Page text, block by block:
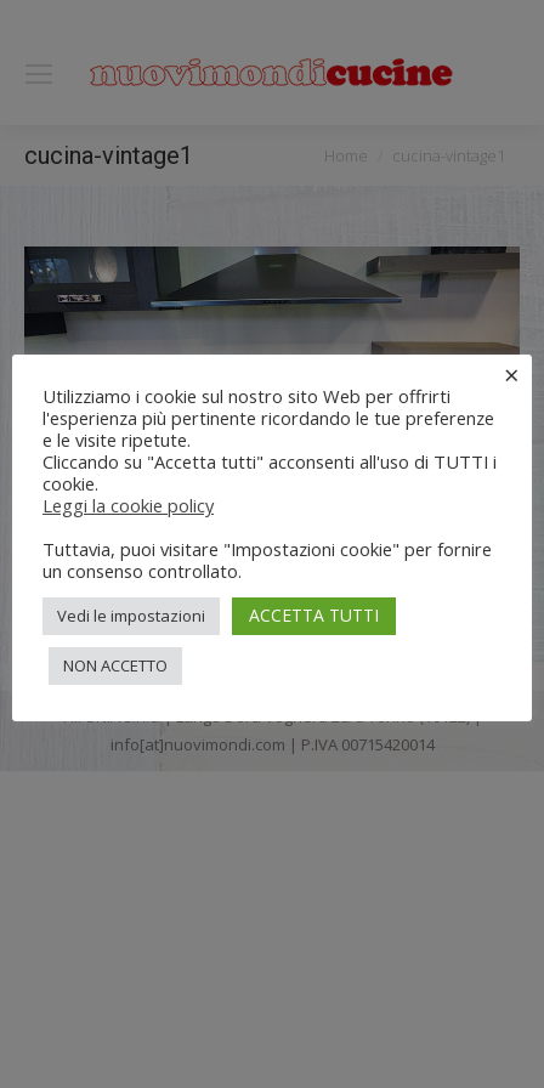
cucina-vintage1 You are here:
Home cucina-vintage1
Flli UNIA s.n.c. | Lungo Dora Voghera 28/d Torino (10122) |
info[at]nuovimondi.com | P.IVA 00715420014
Utilizziamo i cookie sul nostro sito Web per offrirti
l'esperienza più pertinente ricordando le tue preferenze
e le visite ripetute.
Cliccando su "Accetta tutti" acconsenti all'uso di TUTTI i
cookie.
Leggi la cookie policy
×
Tuttavia, puoi visitare "Impostazioni cookie" per fornire
un consenso controllato.
Vedi le impostazioni ACCETTA TUTTI
NON ACCETTO